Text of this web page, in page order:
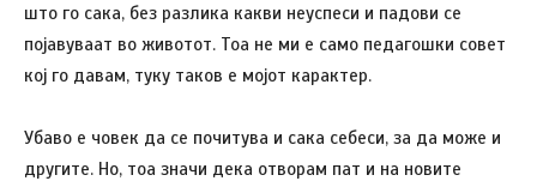
што го сака, без разлика какви неуспеси и падови се
појавуваат во животот. Тоа не ми е само педагошки совет
кој го давам, туку таков е мојот карактер.
Убаво е човек да се почитува и сака себеси, за да може и
другите. Но, тоа значи дека отворам пат и на новите